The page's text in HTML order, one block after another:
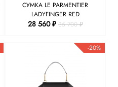
СУМКА LE PARMENTIER
LADYFINGER RED
28 560 ₽35 700 ₽
-20%